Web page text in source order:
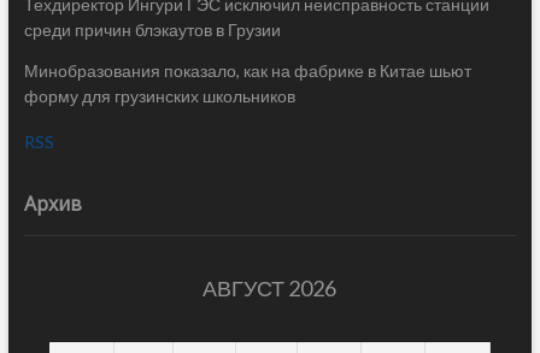
среди причин блэкаутов в Грузии
Минобразования показало, как на фабрике в Китае шьют
форму для грузинских школьников
RSS
Архив
АВГУСТ 2026